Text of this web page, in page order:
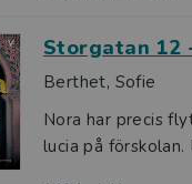
Storgatan 12
Berthet, Sofie
Nora har precis
lucia på förskolan.